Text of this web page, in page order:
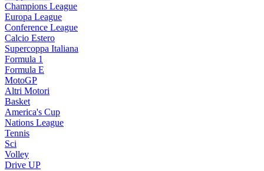
Champions League
Europa League
Conference League
Calcio Estero
Supercoppa Italiana
Formula 1
Formula E
MotoGP
Altri Motori
Basket
America's Cup
Nations League
Tennis
Sci
Volley
Drive UP